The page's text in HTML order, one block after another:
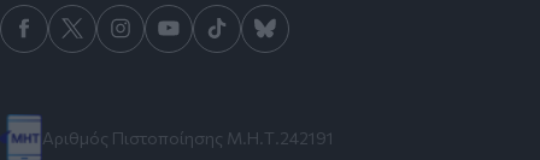
Αριθμός Πιστοποίησης Μ.Η.Τ.242191